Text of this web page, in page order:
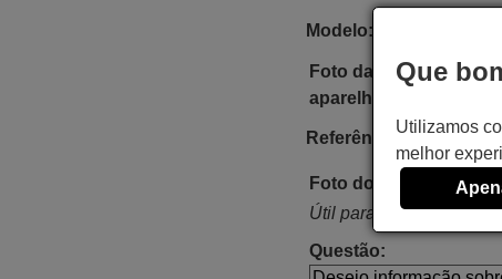
Modelo:
Foto da etiqueta do
aparelho:
Referência do
Foto do comando:
Útil para procurar o
Questão:
Que
Utilizamos
melhor